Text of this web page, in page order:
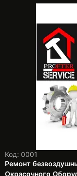
Код: 0001
Ремонт
Окрасочного